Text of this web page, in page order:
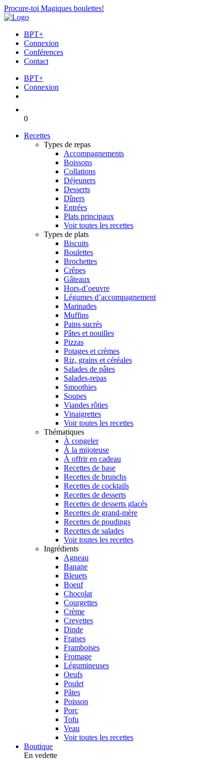
Procure-toi Magiques boulettes!
BPT+
Connexion
Conférences
Contact
BPT+
Connexion
0
Recettes
Types de repas
Accompagnements
Boissons
Collations
Déjeuners
Desserts
Dîners
Entrées
Plats principaux
Voir toutes les recettes
Types de plats
Biscuits
Boulettes
Brochettes
Crêpes
Gâteaux
Hors-d’oeuvre
Légumes d’accompagnement
Marinades
Muffins
Pains sucrés
Pâtes et nouilles
Pizzas
Potages et crèmes
Riz, grains et céréales
Salades de pâtes
Salades-repas
Smoothies
Soupes
Viandes rôties
Vinaigrettes
Voir toutes les recettes
Thématiques
À congeler
À la mijoteuse
À offrir en cadeau
Recettes de base
Recettes de brunchs
Recettes de cocktails
Recettes de desserts
Recettes de desserts glacés
Recettes de grand-mère
Recettes de poudings
Recettes de salades
Voir toutes les recettes
Ingrédients
Agneau
Banane
Bleuets
Boeuf
Chocolat
Courgettes
Crème
Crevettes
Dinde
Fraises
Framboises
Fromage
Légumineuses
Oeufs
Poulet
Pâtes
Poisson
Porc
Tofu
Veau
Voir toutes les recettes
Boutique
En vedette